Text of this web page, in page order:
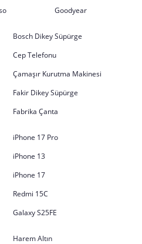
Goodyear
Bosch Dikey Süpürge
Cep Telefonu
Çamaşır Kurutma Makinesi
Fakir Dikey Süpürge
Fabrika Çanta
iPhone 17 Pro
iPhone 13
iPhone 17
Redmi 15C
Galaxy S25FE
Harem Altın